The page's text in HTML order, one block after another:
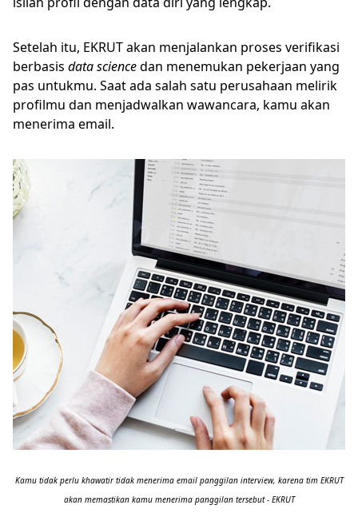
Setelah itu, EKRUT akan menjalankan proses verifikasi
berbasis data sciencedan menemukan pekerjaan yang
pas untukmu. Saat ada salah satu perusahaan melirik
profilmu dan menjadwalkan wawancara, kamu akan
menerima email.
Kamu tidak perlu khawatir tidak menerima email panggilan interview, karena tim EKRUT
akan memastikan kamu menerima panggilan tersebut - EKRUT